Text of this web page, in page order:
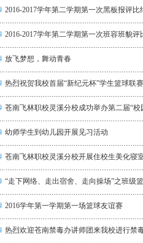
2016-2017学年第二学期第一次黑板报评比
2016-2017学年第二学期第一次班容班貌评
放飞梦想，舞动青春
热烈祝贺我校首届“新纪元杯”学生篮球联
苍南飞林职校灵溪分校成功举办第二届“校
幼师学生到幼儿园开展见习活动
苍南飞林职校灵溪分校开展住校生美化寝
“走下网络、走出宿舍、走向操场”之班级
2016学年第一学期第一场篮球友谊赛
热烈欢迎苍南禁毒办讲师团来我校进行禁